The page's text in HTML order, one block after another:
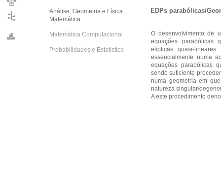
Análise, Geometria e Física
Matemática
Matemática Computacional
Probabilidades e Estatística
EDPs parabólicas/
O desenvolvimento de
equações parabólicas
elípticas quasi-
essencialmente numa
equações parabólicas
sendo suficiente
numa geometria em
natureza singular/
A este procedimento